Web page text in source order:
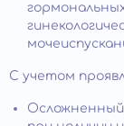
С учетом